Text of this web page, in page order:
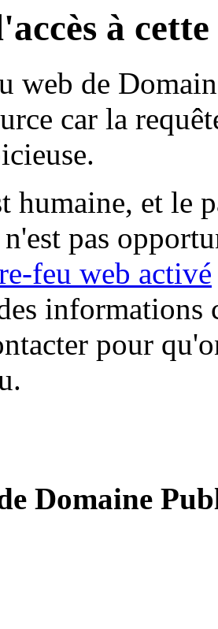
à
web de
car la
humaine, et le
pas
feu web activé
informations
pour
Domaine